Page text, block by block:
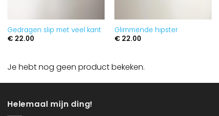
Gedragen slip met veel kant
€22.00
Glimmende hipster
€22.00
Je hebt nog geen product bekeken.
Helemaal mijn ding!